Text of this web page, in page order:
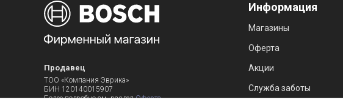
Продавец
ТОО «Компания Эврика»
БИН 120140015907
Более подробно см. разделОферта
Информация
Магазины
Оферта
Акции
Служба заботы